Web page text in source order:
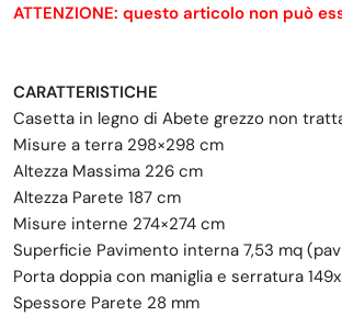
ATTENZIONE: questo articolo non può
CARATTERISTICHE
Casetta in legno di Abete grezzo non
Misure a terra 298×298 cm
Altezza Massima 226 cm
Altezza Parete 187 cm
Misure interne 274×274 cm
Superficie Pavimento interna 7,53 mq
Porta doppia con maniglia e serratura
Spessore Parete 28 mm